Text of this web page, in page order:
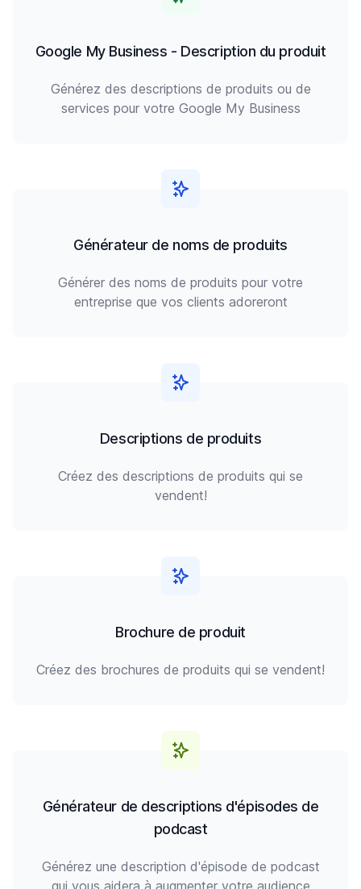
Google My Business - Description du produit
Générez des descriptions de produits ou de
services pour votre Google My Business
Générateur de noms de produits
Générer des noms de produits pour votre
entreprise que vos clients adoreront
Descriptions de produits
Créez des descriptions de produits qui se
vendent!
Brochure de produit
Créez des brochures de produits qui se vendent!
Générateur de descriptions d'épisodes de
podcast
Générez une description d'épisode de podcast
qui vous aidera à augmenter votre audience